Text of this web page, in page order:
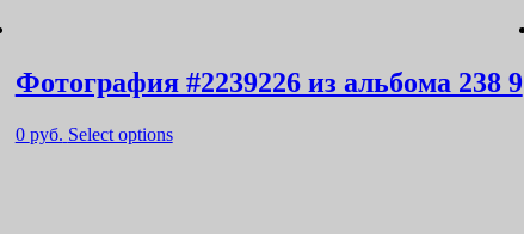
Фотография #2239226 из альбома 238 9
0 руб. Select options